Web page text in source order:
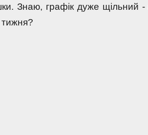
Знаю, графік дуже щільний -
тижня?